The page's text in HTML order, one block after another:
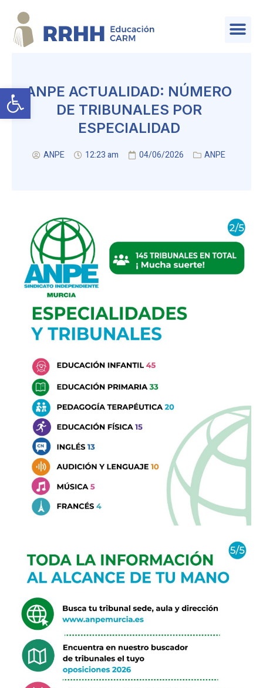
Abrir barra de herramientas
ANPE ACTUALIDAD: NÚMERO
DE TRIBUNALES POR
ESPECIALIDAD
ANPE 12:23 am 04/06/2026 ANPE